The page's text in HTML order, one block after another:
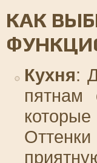
КАК
Кухня:
пятнам